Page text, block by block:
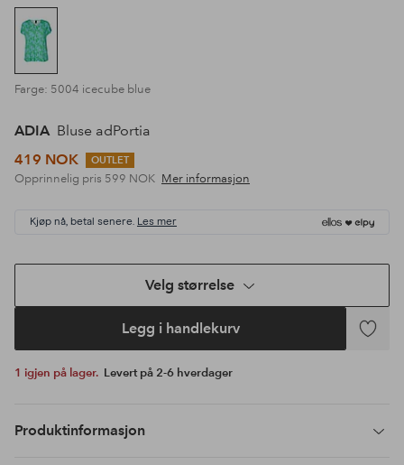
Farge: 5004 icecube blue
ADIA Bluse adPortia
419 NOK
OUTLET
Opprinnelig pris 599 NOK Mer informasjon
Kjøp nå, betal senere. Les mer
Velg størrelse
Legg i handlekurv
Legg
1 igjen på lager. Levert på 2-6 hverdager
Produktinformasjon